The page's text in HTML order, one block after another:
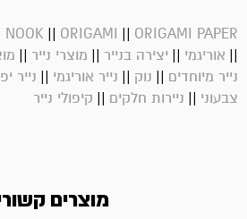
NOOK || ORIGAMI || ORIGAMI PAPER
|| אוריגמי || יצירה בנייר || מוצרי נייר ||
נייר מיוחדים || נוק || נייר אוריגמי || נייר
צבעוני || ניירות חלקים || קיפולי נייר
מוצרים